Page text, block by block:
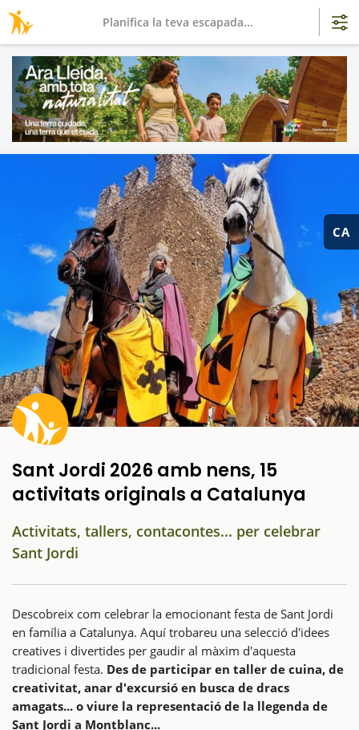
CA
Sant Jordi 2026 amb nens, 15
activitats originals a Catalunya
Activitats, tallers, contacontes... per celebrar
Sant Jordi
Descobreix com celebrar la emocionant festa de Sant Jordi
en família a Catalunya. Aquí trobareu una selecció d'idees
creatives i divertides per gaudir al màxim d'aquesta
tradicional festa. Des de participar en taller de cuina, de
creativitat, anar d'excursió en busca de dracs
amagats... o viure la representació de la llegenda de
Sant Jordi a Montblanc...
Planifica la teva escapada...